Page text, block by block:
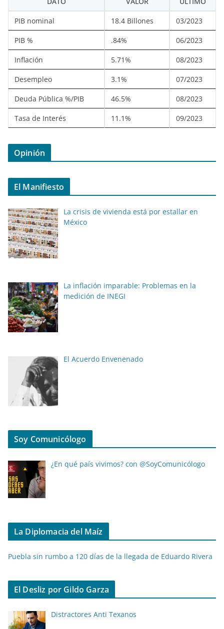
PIB nominal 18.4 Billones 03/2023
PIB % .84% 06/2023
Inflación 5.71% 08/2023
Desempleo 3.1% 07/2023
Deuda Pública %/PIB 46.5% 08/2023
Tasa de Interés 11.1% 09/2023
Opinión
El Manifiesto
La crisis de vivienda está por estallar en
México
La inflación imparable: Problemas en la
medición de INEGI
El Acuerdo Envenenado
Soy Comunicólogo
¿En qué país vivimos? con @SoyComunicólogo
La Diplomacia del Maíz
Puebla sin rumbo a 120 días de la llegada de Eduardo Rivera
El Desliz por Gildo Garza
Distractores Anti Texanos